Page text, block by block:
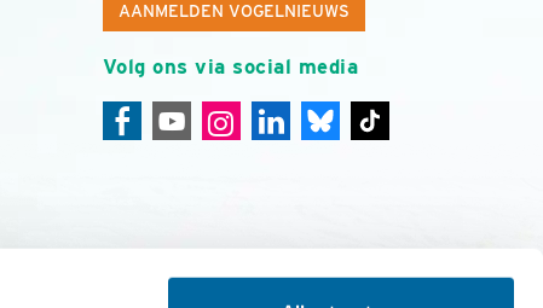
AANMELDEN VOGELNIEUWS
Volg ons via social media